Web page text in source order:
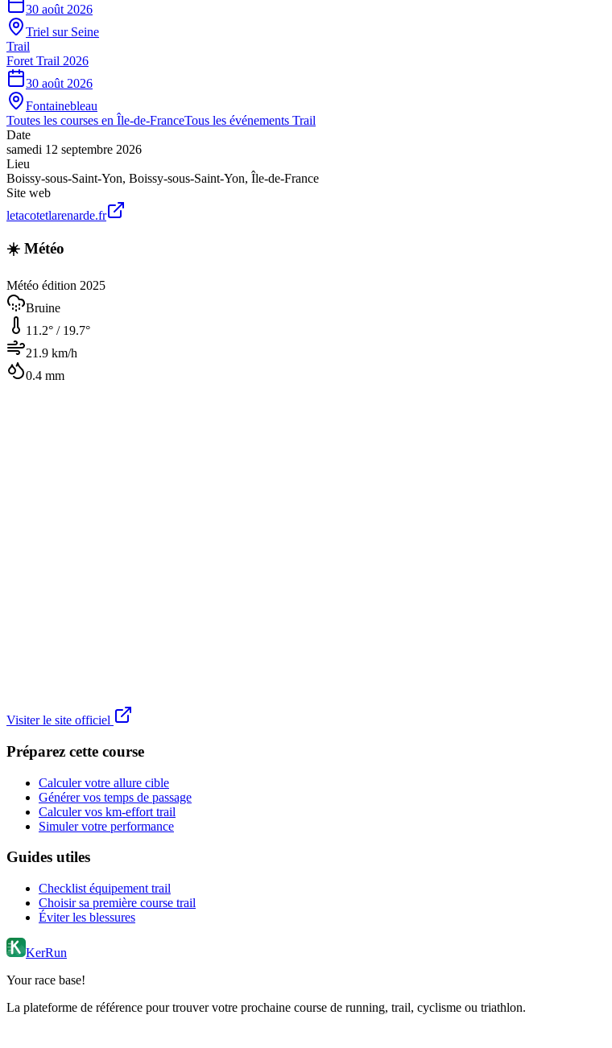
30 août 2026
Triel sur Seine
Trail
Foret Trail 2026
30 août 2026
Fontainebleau
Toutes les courses en Île-de-FranceTous les événements Trail
Date
samedi 12 septembre 2026
Lieu
Boissy-sous-Saint-Yon, Boissy-sous-Saint-Yon, Île-de-France
Site web
letacotetlarenarde.fr
☀️ Météo
Météo édition 2025
Bruine
11.2° / 19.7°
21.9 km/h
0.4 mm
Visiter le site officiel
Préparez cette course
Calculer votre allure cible
Générer vos temps de passage
Calculer vos km-effort trail
Simuler votre performance
Guides utiles
Checklist équipement trail
Choisir sa première course trail
Éviter les blessures
KerRun
Your race base!
La plateforme de référence pour trouver votre prochaine course de running, trail, cyclisme ou triathlon.